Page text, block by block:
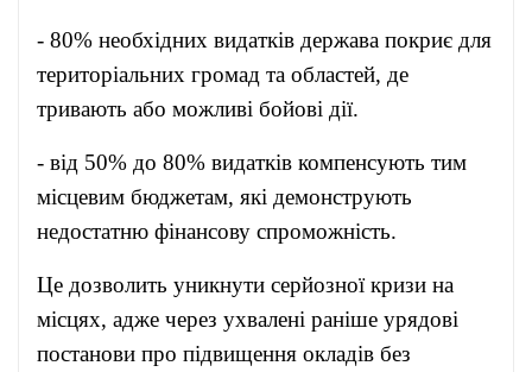
- 80% необхідних видатків держава покриє для
територіальних громад та областей, де
тривають або можливі бойові дії.
- від 50% до 80% видатків компенсують тим
місцевим бюджетам, які демонструють
недостатню фінансову спроможність.
Це дозволить уникнути серйозної кризи на
місцях, адже через ухвалені раніше урядові
постанови про підвищення окладів без